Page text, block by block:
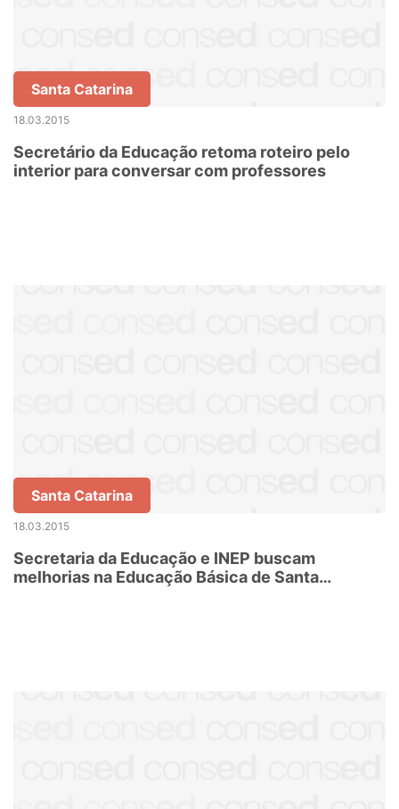
Santa Catarina
18.03.2015
Secretário da Educação retoma roteiro pelo
interior para conversar com professores
Santa Catarina
18.03.2015
Secretaria da Educação e INEP buscam
melhorias na Educação Básica de Santa